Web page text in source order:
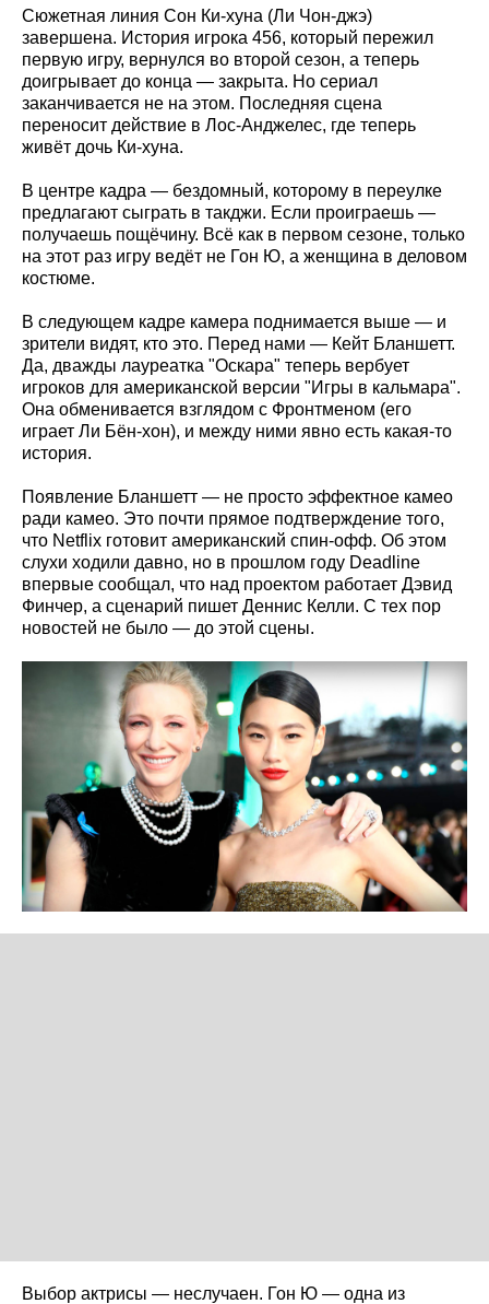
Сюжетная линия Сон Ки-хуна (Ли Чон-джэ)
завершена. История игрока 456, который пережил
первую игру, вернулся во второй сезон, а теперь
доигрывает до конца — закрыта. Но сериал
заканчивается не на этом. Последняя сцена
переносит действие в Лос-Анджелес, где теперь
живёт дочь Ки-хуна.
В центре кадра — бездомный, которому в переулке
предлагают сыграть в такджи. Если проиграешь —
получаешь пощёчину. Всё как в первом сезоне, только
на этот раз игру ведёт не Гон Ю, а женщина в деловом
костюме.
В следующем кадре камера поднимается выше — и
зрители видят, кто это. Перед нами — Кейт Бланшетт.
Да, дважды лауреатка "Оскара" теперь вербует
игроков для американской версии "Игры в кальмара".
Она обменивается взглядом с Фронтменом (его
играет Ли Бён-хон), и между ними явно есть какая-то
история.
Появление Бланшетт — не просто эффектное камео
ради камео. Это почти прямое подтверждение того,
что Netflix готовит американский спин-офф. Об этом
слухи ходили давно, но в прошлом году Deadline
впервые сообщал, что над проектом работает Дэвид
Финчер, а сценарий пишет Деннис Келли. С тех пор
новостей не было — до этой сцены.
Выбор актрисы — неслучаен. Гон Ю — одна из